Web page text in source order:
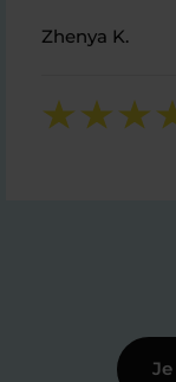
Zhenya K.